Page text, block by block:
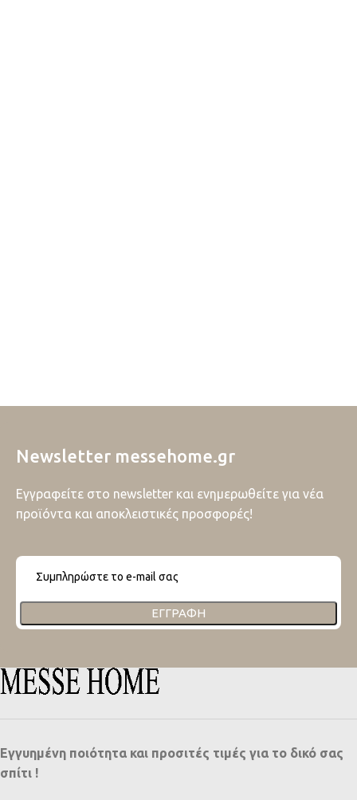
Newsletter messehome.gr
Εγγραφείτε στο newsletter και ενημερωθείτε για νέα
προϊόντα και αποκλειστικές προσφορές!
ΕΓΓΡΑΦΉ
Εγγυημένη ποιότητα και προσιτές τιμές για το δικό σας
σπίτι !